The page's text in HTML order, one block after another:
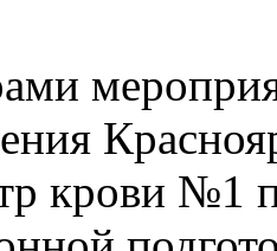
крови №1